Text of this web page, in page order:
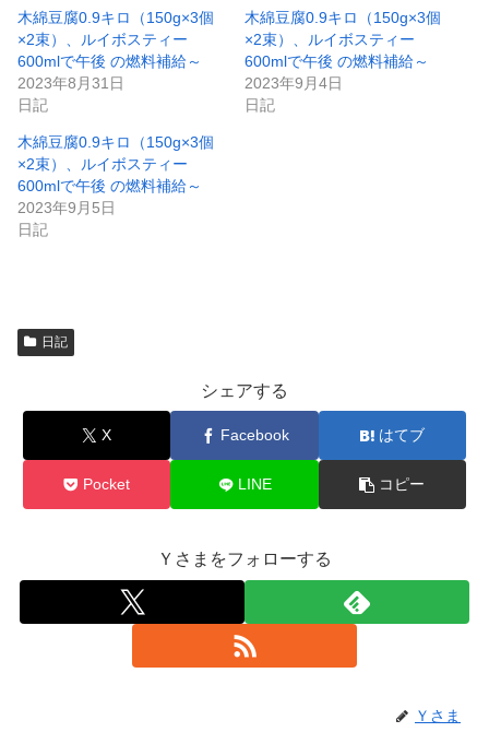
ウ
で
開
き
ま
す
い
新
し
い
ウ
ウ
で
開
き
ま
す
木綿豆腐0.9キロ（150g×3個
×2束）、ルイボスティー
600mlで午後 の燃料補給～
2023年8月31日
日記
木綿豆腐0.9キロ（150g×3個
×2束）、ルイボスティー
600mlで午後 の燃料補給～
2023年9月4日
日記
木綿豆腐0.9キロ（150g×3個
×2束）、ルイボスティー
600mlで午後 の燃料補給～
2023年9月5日
日記
日記
シェアする
X Facebook はてブ
Pocket LINE コピー
Ｙさまをフォローする
Ｙさま